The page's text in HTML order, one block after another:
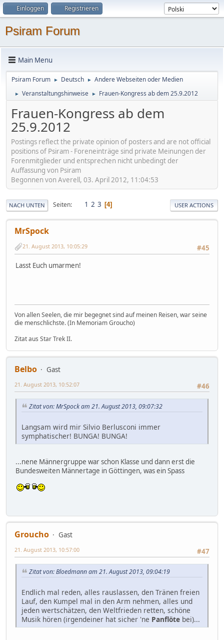
Einloggen Registrieren
Psiram Forum
Main Menu
Psiram Forum ► Deutsch ► Andere Webseiten oder Medien
► Veranstaltungshinweise ► Frauen-Kongress ab dem 25.9.2012
Frauen-Kongress ab dem
25.9.2012
Postings reflect the private opinion of posters and are not official
positions of Psiram - Foreneinträge sind private Meinungen der
Forenmitglieder und entsprechen nicht unbedingt der
Auffassung von Psiram
Begonnen von Averell, 03. April 2012, 11:04:53
NACH UNTEN Seiten 1 2 3 4 USER ACTIONS
MrSpock
#45
21. August 2013, 10:05:29
Lasst Euch umarmen!
Von allen Seelen, die mir begegnet sind auf meinen Reisen, war seine
die menschlichste. (In Memoriam Groucho)
Zitat aus Star Trek II.
Belbo
Gast
#46
21. August 2013, 10:52:07
Zitat von: MrSpock am 21. August 2013, 09:07:32
Langsam wird mir Silvio Berlusconi immer
symphatischer! BUNGA! BUNGA!
...nene Männergruppe war schon Klasse und dann erst die
Bundesweiten Männertage in Göttingen, was ein Spass
Groucho
Gast
#47
21. August 2013, 10:57:00
Zitat von: Bloedmann am 21. August 2013, 09:04:19
Endlich mal reden, alles rauslassen, den Tränen freien
Lauf, den Kumpel mal in den Arm nehmen, alles und
jeden wertschätzen, den Weltfrieden retten, schöne
Musik hören (irgendeiner hat sicher 'ne Panflöte bei)...